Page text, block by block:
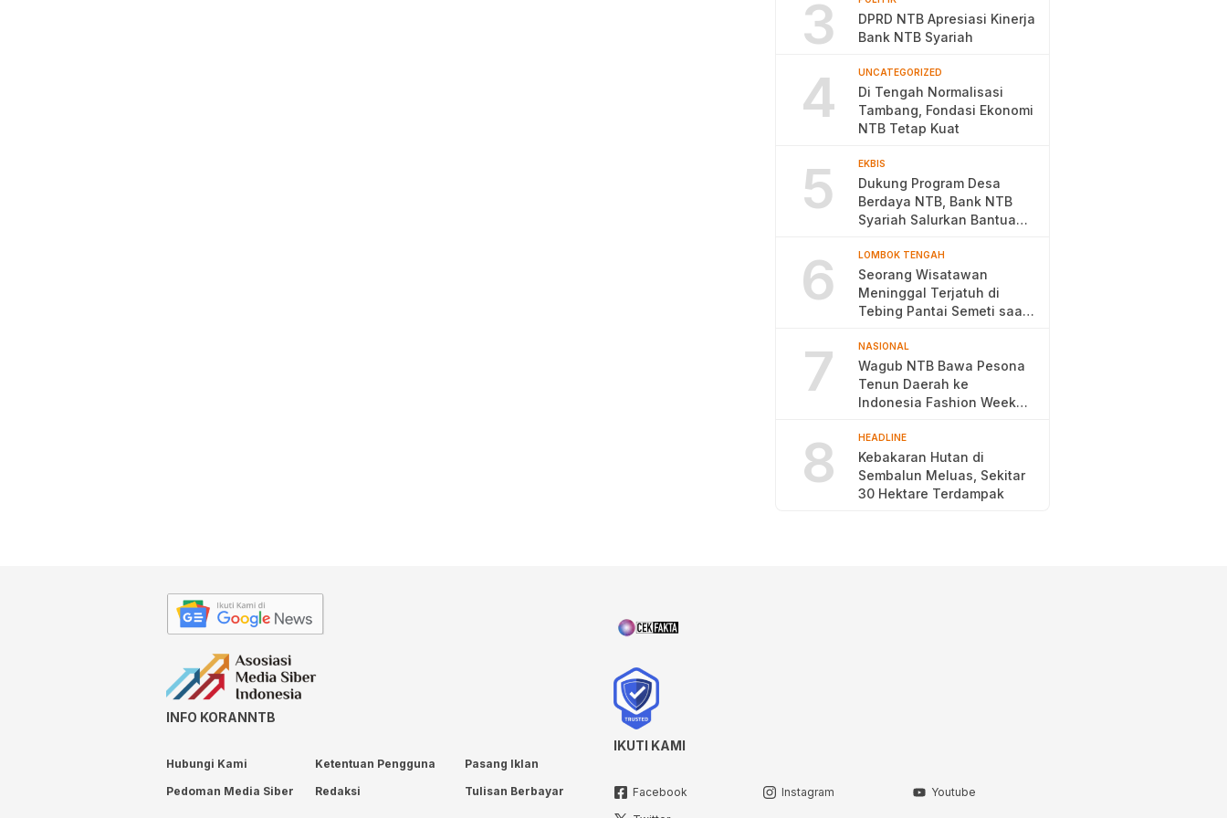
3
DPRD NTB Apresiasi Kinerja
Bank NTB Syariah
4 UNCATEGORIZED
Di Tengah Normalisasi
Tambang, Fondasi Ekonomi
NTB Tetap Kuat
5 EKBIS
Dukung Program Desa
Berdaya NTB, Bank NTB
Syariah Salurkan Bantuan
6 LOMBOK TENGAH
Seorang Wisatawan
Meninggal Terjatuh di
Tebing Pantai Semeti saat
7 NASIONAL
Wagub NTB Bawa Pesona
Tenun Daerah ke
Indonesia Fashion Week
8 HEADLINE
Kebakaran Hutan di
Sembalun Meluas, Sekitar
30 Hektare Terdampak
INFO KORANNTB
Hubungi Kami Ketentuan Pengguna
Pasang Iklan
Pedoman Media Siber
Redaksi Tulisan Berbayar
IKUTI KAMI
Facebook Instagram
Youtube